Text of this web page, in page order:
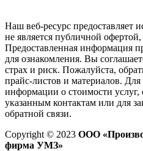
Наш веб-ресурс предоставляет
не является публичной
Предоставленная информация
для ознакомления. Вы
страх и риск. Пожалуйста,
прайс-листов и материалов.
информации о стоимости услуг,
указанным контактам или для
обратной связи.
Copyright © 2023 ООО
фирма УМЗ»